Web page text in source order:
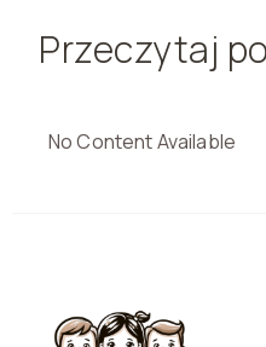
Przeczytaj
No Content Available